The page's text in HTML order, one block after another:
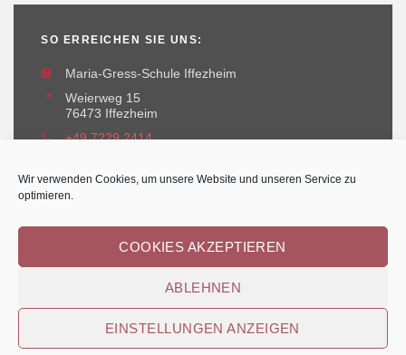
Wir verwenden Cookies, um unsere Website und unseren Service zu
optimieren.
COOKIES AKZEPTIEREN
ABLEHNEN
EINSTELLUNGEN ANZEIGEN
SO ERREICHEN SIE UNS:
🏫
Maria-Gress-Schule Iffezheim
📍
Weierweg 15
76473 Iffezheim
📞
+49 7229 2414
© Maria-Gress-Schule Iffezheim